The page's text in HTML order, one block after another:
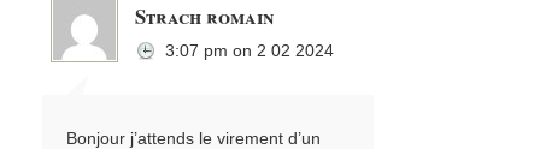
Strach romain
3:07 pm on 2 02 2024
Bonjour j’attends le virement d’un